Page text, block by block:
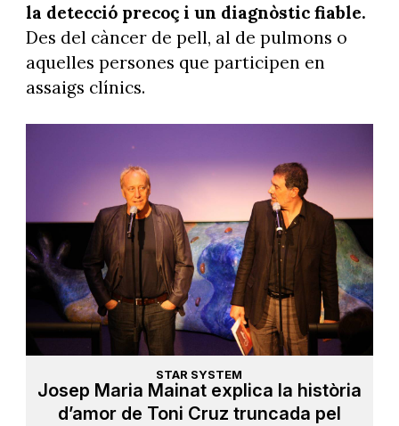
la detecció precoç i un diagnòstic fiable.
Des del càncer de pell, al de pulmons o
aquelles persones que participen en
assaigs clínics.
STAR SYSTEM
Josep Maria Mainat explica la història
d’amor de Toni Cruz truncada pel